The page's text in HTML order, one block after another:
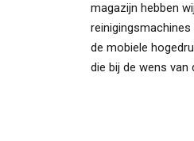
magazijn hebben
de mobiele
die bij de wens